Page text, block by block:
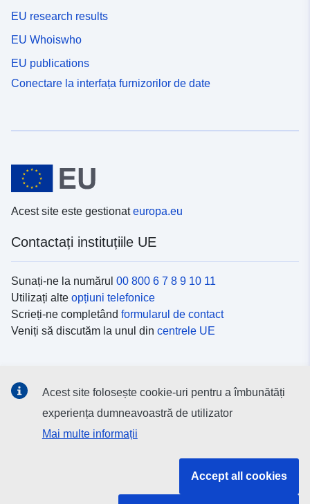
EU research results
EU Whoiswho
EU publications
Conectare la interfața furnizorilor de date
Acest site este gestionateuropa.eu
Contactați instituțiile UE
Sunați-ne la numărul 00 800 6 7 8 9 10 11
Utilizați alte opțiuni telefonice
Scrieți-ne completând formularul de contact
Veniți să discutăm la unul din centrele UE
Descoperiți canalele UEpe rețelele sociale
Instituțiile și organismele UE
Acest site folosește cookie-uri pentru a îmbunătăți
experiența dumneavoastră de utilizator
Mai multe informații
Accept all cookies